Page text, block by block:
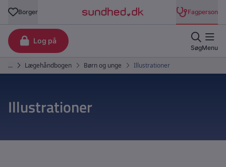
Illustrationer